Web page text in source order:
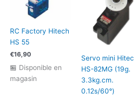
RC Factory Hitech
HS 55
€16,90
🏪 Disponible en
magasin
Servo mini Hitec
HS-82MG (19g.
3.3kg.cm.
0.12s/60°)